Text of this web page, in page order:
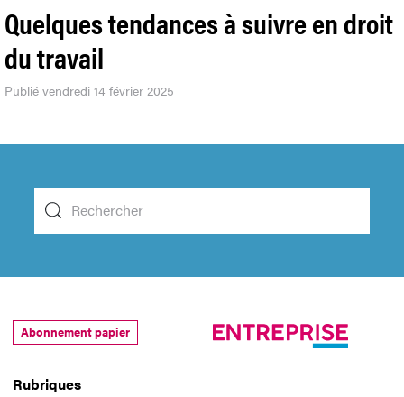
Quelques tendances à suivre en droit
du travail
Publié vendredi 14 février 2025
Rubriques
Abonnement papier